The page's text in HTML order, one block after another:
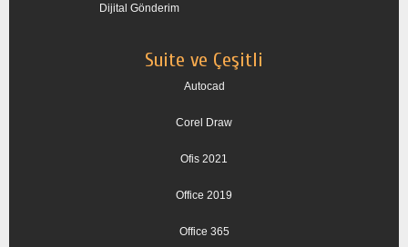
Dijital Gönderim
Suite ve Çeşitli
Autocad
Corel Draw
Ofis 2021
Office 2019
Office 365